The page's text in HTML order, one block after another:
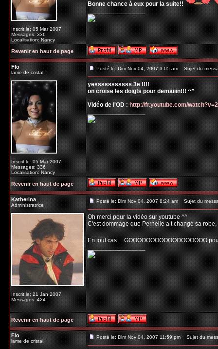
Inscrit le: 05 Mar 2007
Messages: 336
Localisation: Nancy
Bonne chance à eux pour la suite!!
_________________
Revenir en haut de page
Flo
lame de cristal
Inscrit le: 05 Mar 2007
Messages: 336
Localisation: Nancy
Posté le: Dim Nov 04, 2007 3:05 am Sujet du
yesssssssssss 3e !!!!
on croise les doigts pour demaiiin!!! ^^
Vidéo de l'OD :http://fr.youtube.com/
_________________
Revenir en haut de page
Katherina
Administratrice
Inscrit le: 21 Jan 2007
Messages: 424
Posté le: Dim Nov 04, 2007 8:24 am Sujet du
Oh merci pour la vidéo sur youtube ^^
C'est dommage que Pernelle ait changé sa
En tout cas.... GOOOOOOOOOOOOOOOOOO
_________________
Revenir en haut de page
Flo
lame de cristal
Posté le: Dim Nov 04, 2007 11:59 pm Sujet du